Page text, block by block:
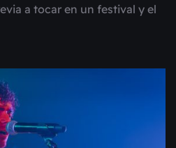
a tocar en un festival y el